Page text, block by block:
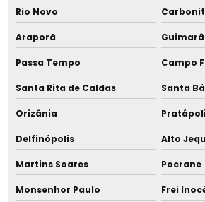
Rio Novo
Araporã
Passa Tempo Campo
Santa Rita de Caldas Santa
Orizânia
Delfinópolis Alto
Martins Soares Pocrane
Monsenhor Paulo Frei